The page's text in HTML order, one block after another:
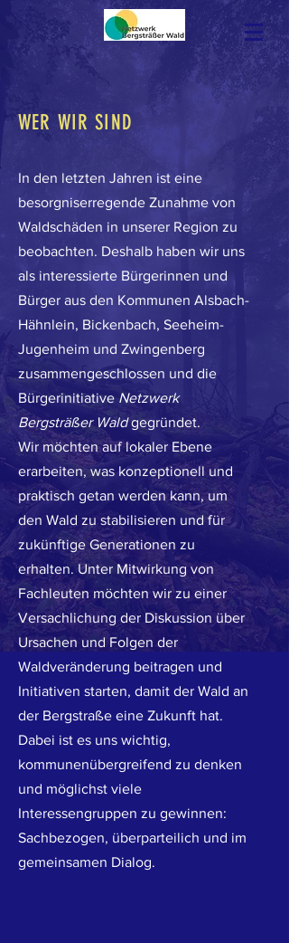
WER WIR SIND
In den letzten Jahren ist eine
besorgniserregende Zunahme von
Waldschäden in unserer Region zu
beobachten. Deshalb haben wir uns
als interessierte Bürgerinnen und
Bürger aus den Kommunen Alsbach-
Hähnlein, Bickenbach, Seeheim-
Jugenheim und Zwingenberg
zusammengeschlossen und die
Bürgerinitiative Netzwerk
Bergsträßer Waldgegründet.
Wir möchten auf lokaler Ebene
erarbeiten, was konzeptionell und
praktisch getan werden kann, um
den Wald zu stabilisieren und für
zukünftige Generationen zu
erhalten. Unter Mitwirkung von
Fachleuten möchten wir zu einer
Versachlichung der Diskussion über
Ursachen und Folgen der
Waldveränderung beitragen und
Initiativen starten, damit der Wald an
der Bergstraße eine Zukunft hat.
Dabei ist es uns wichtig,
kommunenübergreifend zu denken
und möglichst viele
Interessengruppen zu gewinnen:
Sachbezogen, überparteilich und im
gemeinsamen Dialog.